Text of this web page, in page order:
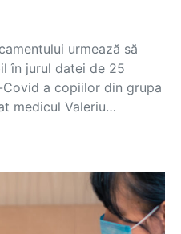
urmează să
în jurul datei de 25
a copiilor din grupa
medicul Valeriu…